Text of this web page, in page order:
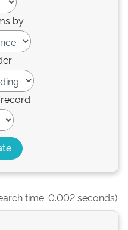
by
time: 0.002 seconds).